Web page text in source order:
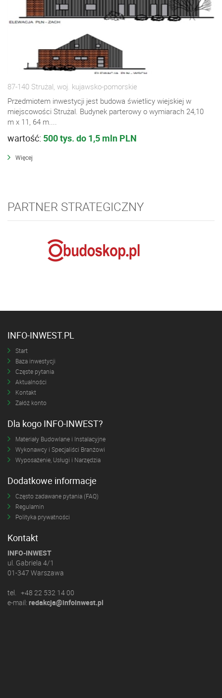
87-140 Strużal, woj. kujawsko-pomorskie
Przedmiotem inwestycji jest budowa świetlicy wiejskiej w
miejscowości Strużal. Budynek parterowy o wymiarach 24,10
m x 11, 64 m....
wartość: 500 tys. do 1,5 mln PLN
Więcej
PARTNER STRATEGICZNY
INFO-INWEST.PL
Start
Baza inwestycji
Częste pytania
Aktualności
Kontakt
Załóż konto
Dla kogo INFO-INWEST?
Materiały Budowlane i Instalacyjne
Wykonawcy i Specjaliści Branżowi
Wyposażenie, Usługi i Narzędzia
Dodatkowe informacje
Często zadawane pytania (FAQ)
Regulamin
Polityka prywatności
Kontakt
INFO-INWEST
ul. Gabriela 4/1
01-347 Warszawa
tel. +48 22 532 14 00
e-mail: redakcja@infoinwest.pl